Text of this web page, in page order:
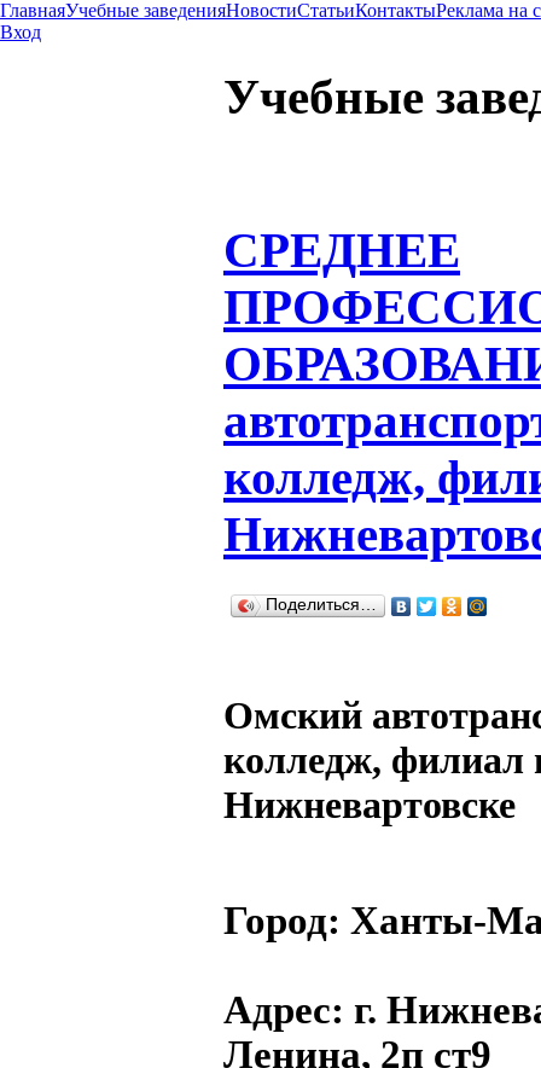
ГлавнаяУчебные заведенияНовостиСтатьиКонтактыРеклама на
Вход
Учебные
СРЕДНЕЕ
колледж,
Поделиться…
Омский
колледж, филиал
Нижневартовске
Город: Ханты-
Адрес: г.
Ленина, 2п ст9